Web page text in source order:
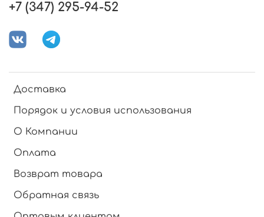
Доставка
Порядок и условия использования
О Компании
Оплата
Возврат товара
Обратная связь
+7 (347) 295-94-52